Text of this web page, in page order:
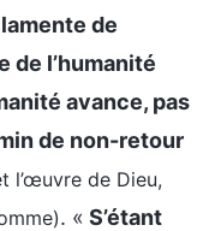
de
de l’humanité
avance, pas
de non-retour
l’œuvre de Dieu,
. « S’étant